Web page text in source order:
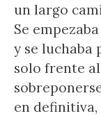
un largo
Se
y se luchaba
solo frente
en definitiva,